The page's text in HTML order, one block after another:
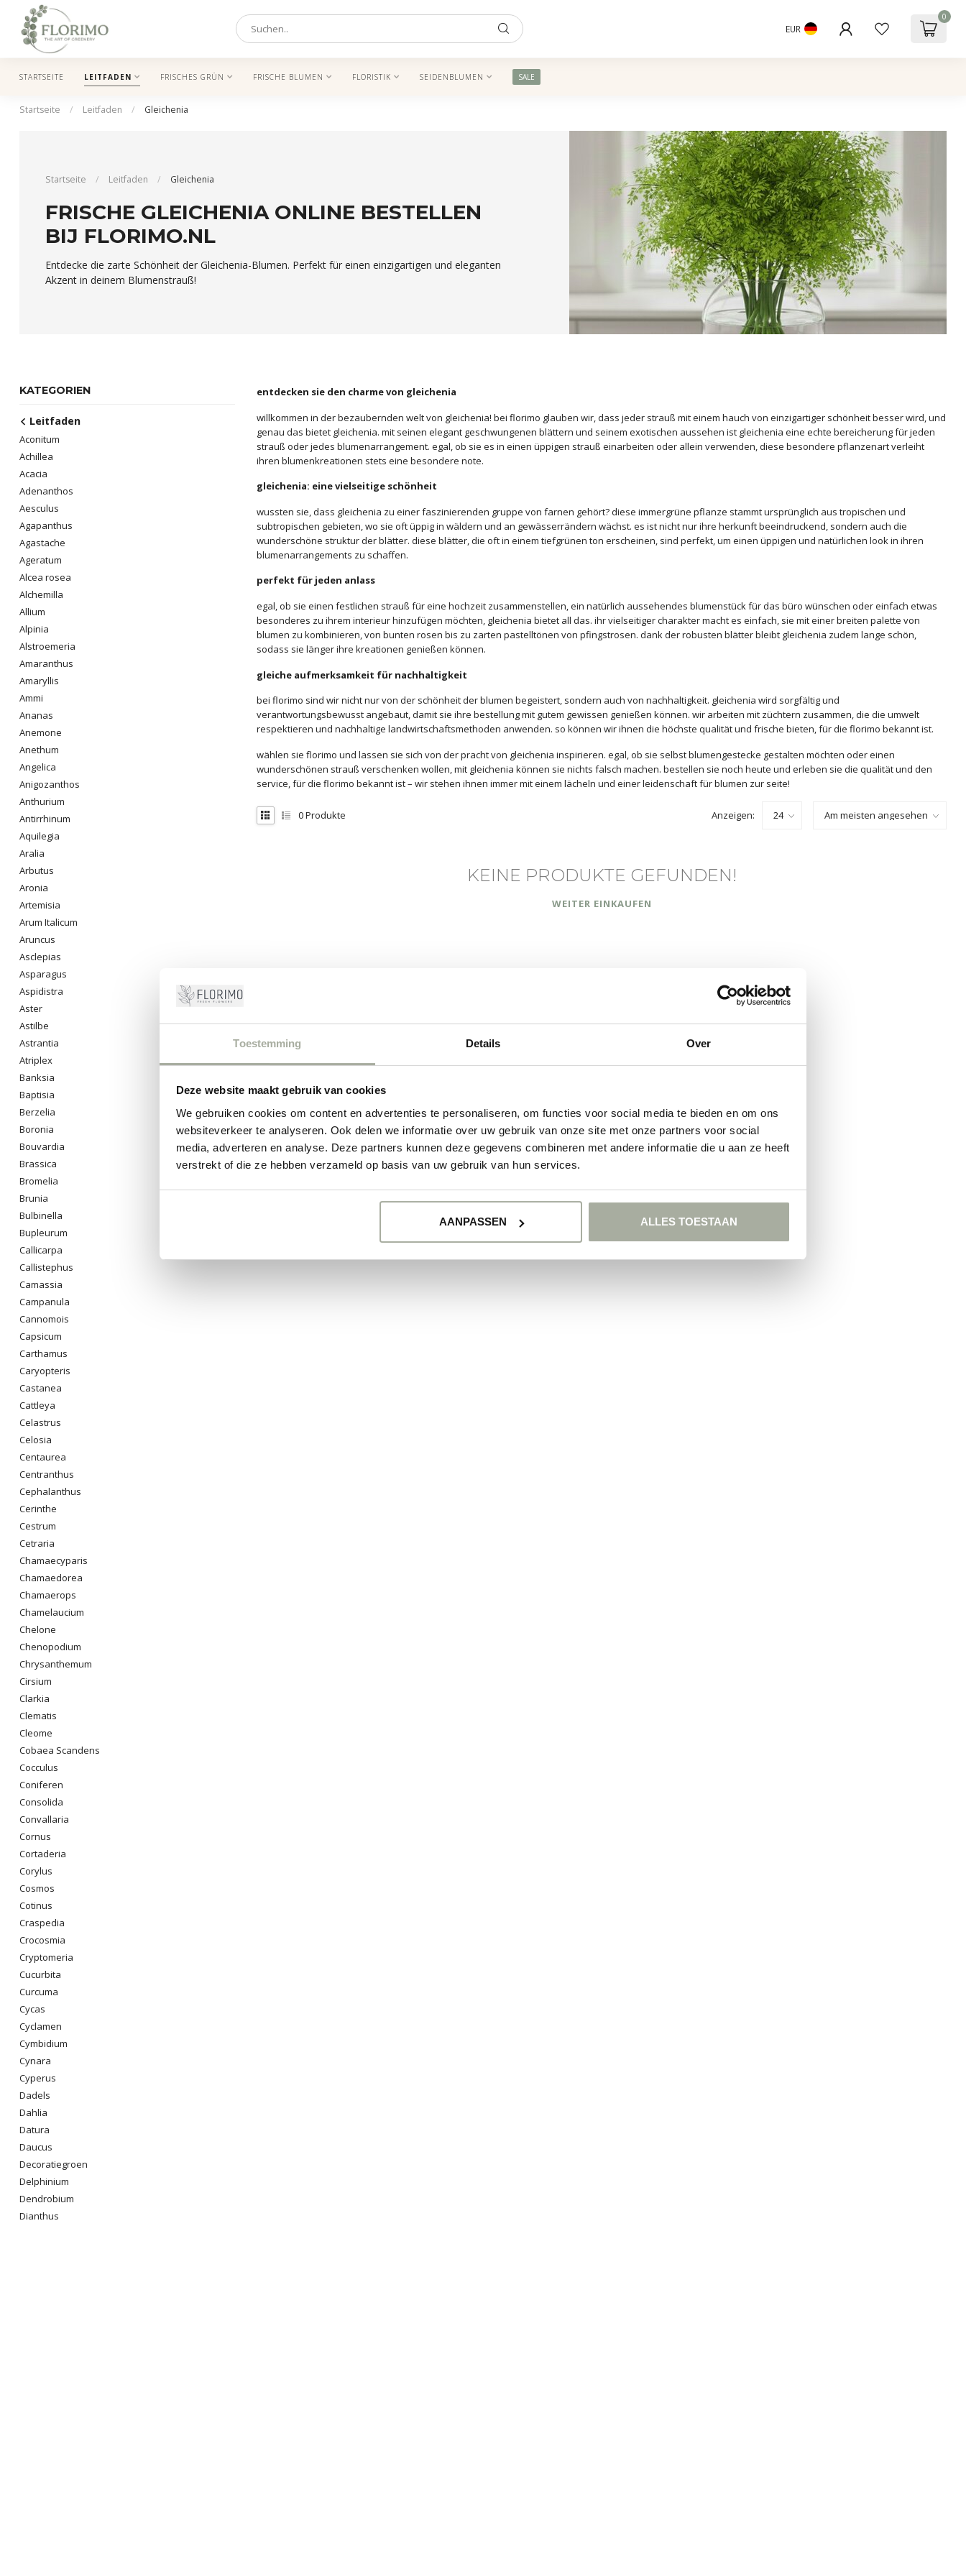
Toestemming Details Over
Deze website maakt gebruik van cookies
We gebruiken cookies om content en advertenties te personaliseren, om functies voor social media te bieden en om ons
websiteverkeer te analyseren. Ook delen we informatie over uw gebruik van onze site met onze partners voor social
media, adverteren en analyse. Deze partners kunnen deze gegevens combineren met andere informatie die u aan ze heeft
verstrekt of die ze hebben verzameld op basis van uw gebruik van hun services.
AANPASSEN ALLES TOESTAAN
EUR
0
STARTSEITE LEITFADEN FRISCHES GRÜN FRISCHE BLUMEN FLORISTIK SEIDENBLUMEN SALE
Startseite / Leitfaden / Gleichenia
Startseite / Leitfaden / Gleichenia
FRISCHE GLEICHENIA ONLINE BESTELLEN
BIJ FLORIMO.NL
Entdecke die zarte Schönheit der Gleichenia-Blumen. Perfekt für einen einzigartigen und eleganten
Akzent in deinem Blumenstrauß!
KATEGORIEN
Leitfaden
Aconitum
Achillea
Acacia
Adenanthos
Aesculus
Agapanthus
Agastache
Ageratum
Alcea rosea
Alchemilla
Allium
Alpinia
Alstroemeria
Amaranthus
Amaryllis
Ammi
Ananas
Anemone
Anethum
Angelica
Anigozanthos
Anthurium
Antirrhinum
Aquilegia
Aralia
Arbutus
Aronia
Artemisia
Arum Italicum
Aruncus
Asclepias
Asparagus
Aspidistra
Aster
Astilbe
Astrantia
Atriplex
Banksia
Baptisia
Berzelia
Boronia
Bouvardia
Brassica
Bromelia
Brunia
Bulbinella
Bupleurum
Callicarpa
Callistephus
Camassia
Campanula
Cannomois
Capsicum
Carthamus
Caryopteris
Castanea
Cattleya
Celastrus
Celosia
Centaurea
Centranthus
Cephalanthus
Cerinthe
Cestrum
Cetraria
Chamaecyparis
Chamaedorea
Chamaerops
Chamelaucium
Chelone
Chenopodium
Chrysanthemum
Cirsium
Clarkia
Clematis
Cleome
Cobaea Scandens
Cocculus
Coniferen
Consolida
Convallaria
Cornus
Cortaderia
Corylus
Cosmos
Cotinus
Craspedia
Crocosmia
Cryptomeria
Cucurbita
Curcuma
Cycas
Cyclamen
Cymbidium
Cynara
Cyperus
Dadels
Dahlia
Datura
Daucus
Decoratiegroen
Delphinium
Dendrobium
Dianthus
entdecken sie den charme von gleichenia
willkommen in der bezaubernden welt von gleichenia! bei florimo glauben wir, dass jeder strauß mit einem hauch von einzigartiger schönheit besser wird, und
genau das bietet gleichenia. mit seinen elegant geschwungenen blättern und seinem exotischen aussehen ist gleichenia eine echte bereicherung für jeden
strauß oder jedes blumenarrangement. egal, ob sie es in einen üppigen strauß einarbeiten oder allein verwenden, diese besondere pflanzenart verleiht
ihren blumenkreationen stets eine besondere note.
gleichenia: eine vielseitige schönheit
wussten sie, dass gleichenia zu einer faszinierenden gruppe von farnen gehört? diese immergrüne pflanze stammt ursprünglich aus tropischen und
subtropischen gebieten, wo sie oft üppig in wäldern und an gewässerrändern wächst. es ist nicht nur ihre herkunft beeindruckend, sondern auch die
wunderschöne struktur der blätter. diese blätter, die oft in einem tiefgrünen ton erscheinen, sind perfekt, um einen üppigen und natürlichen look in ihren
blumenarrangements zu schaffen.
perfekt für jeden anlass
egal, ob sie einen festlichen strauß für eine hochzeit zusammenstellen, ein natürlich aussehendes blumenstück für das büro wünschen oder einfach etwas
besonderes zu ihrem interieur hinzufügen möchten, gleichenia bietet all das. ihr vielseitiger charakter macht es einfach, sie mit einer breiten palette von
blumen zu kombinieren, von bunten rosen bis zu zarten pastelltönen von pfingstrosen. dank der robusten blätter bleibt gleichenia zudem lange schön,
sodass sie länger ihre kreationen genießen können.
gleiche aufmerksamkeit für nachhaltigkeit
bei florimo sind wir nicht nur von der schönheit der blumen begeistert, sondern auch von nachhaltigkeit. gleichenia wird sorgfältig und
verantwortungsbewusst angebaut, damit sie ihre bestellung mit gutem gewissen genießen können. wir arbeiten mit züchtern zusammen, die die umwelt
respektieren und nachhaltige landwirtschaftsmethoden anwenden. so können wir ihnen die höchste qualität und frische bieten, für die florimo bekannt ist.
wählen sie florimo und lassen sie sich von der pracht von gleichenia inspirieren. egal, ob sie selbst blumengestecke gestalten möchten oder einen
wunderschönen strauß verschenken wollen, mit gleichenia können sie nichts falsch machen. bestellen sie noch heute und erleben sie die qualität und den
service, für die florimo bekannt ist – wir stehen ihnen immer mit einem lächeln und einer leidenschaft für blumen zur seite!
0Produkte Anzeigen:
KEINE PRODUKTE GEFUNDEN!
WEITER EINKAUFEN